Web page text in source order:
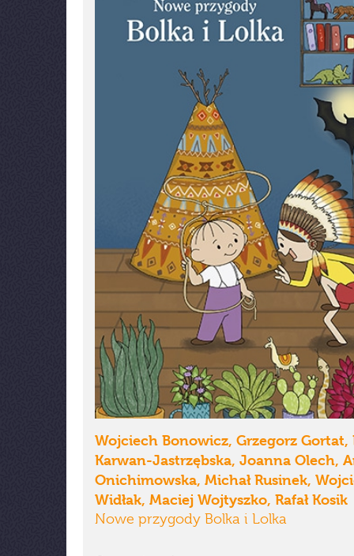
Wojciech Bonowicz, Grzegorz Gortat,
Karwan-Jastrzębska, Joanna Olech,
Onichimowska, Michał Rusinek,
Widłak, Maciej Wojtyszko, Rafał Kosik
Nowe przygody Bolka i Lolka